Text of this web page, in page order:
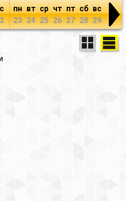
пн
23
вт
24
ср
25
чт
26
пт
27
сб
28
вс
29